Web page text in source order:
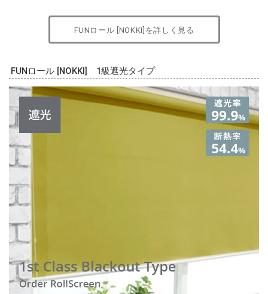
とても細かい糸で織られており、シルクのような滑らかな手触りが
特徴。光をほとんど通さない遮光1級の生地で、全20色のラインナ